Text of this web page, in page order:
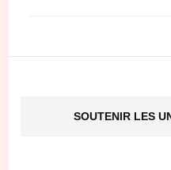
SOUTENIR LES